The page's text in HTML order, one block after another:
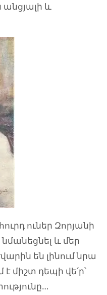
անցյալի և
ուներ Զորյանի
և մեր
են լինում նրա
միշտ դեպի վե՛ր՝